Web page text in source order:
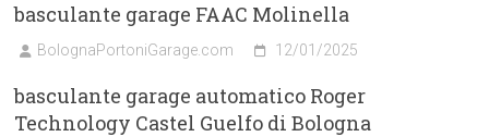
basculante garage FAAC Molinella
BolognaPortoniGarage.com 12/01/2025
basculante garage automatico Roger
Technology Castel Guelfo di Bologna